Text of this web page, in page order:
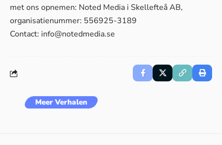
met ons opnemen: Noted Media i Skellefteå AB,
organisatienummer: 556925-3189
Contact: info@notedmedia.se
Meer Verhalen